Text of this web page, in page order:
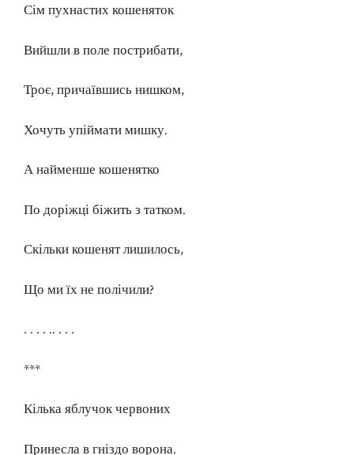
Сім пухнастих кошеняток
Вийшли в поле пострибати,
Троє, причаївшись нишком,
Хочуть упіймати мишку.
А найменше кошенятко
По доріжці біжить з татком.
Скільки кошенят лишилось,
Що ми їх не полічили?
. . . . .. . . .
***
Кілька яблучок червоних
Принесла в гніздо ворона.